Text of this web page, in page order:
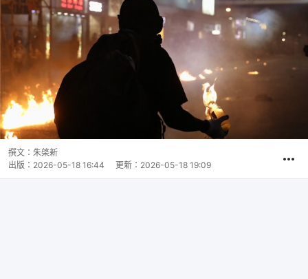
撰文： 朱棨新
出版： 2026-05-18 16:44 更新： 2026-05-18 19:09